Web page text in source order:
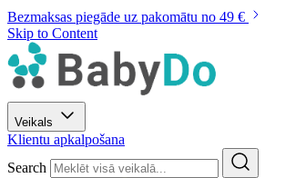
Bezmaksas piegāde uz pakomātu no 49 €
Skip to Content
Veikals
Klientu apkalpošana
Search